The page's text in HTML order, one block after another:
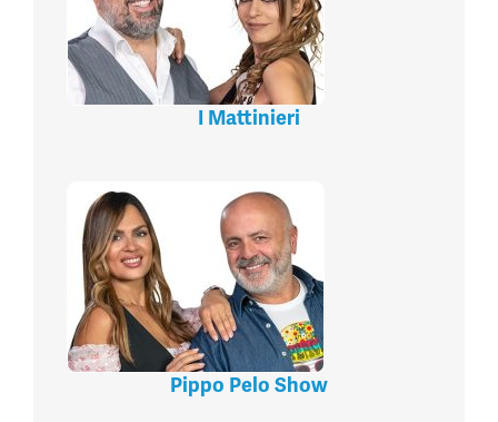
I Mattinieri
Pippo Pelo Show